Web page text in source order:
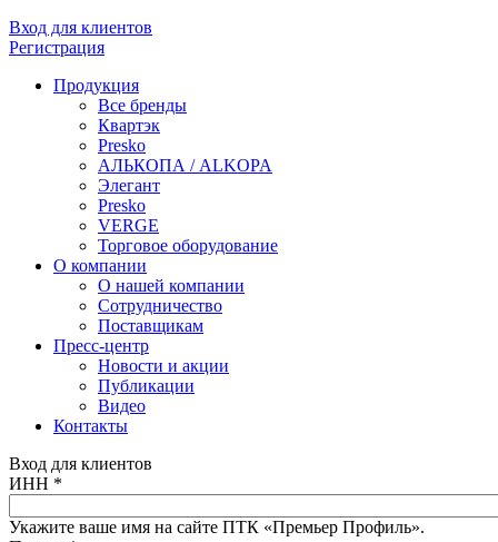
Вход для клиентов
Регистрация
Продукция
Все бренды
Квартэк
Presko
АЛЬКОПА / ALKOPA
Элегант
Presko
VERGE
Торговое оборудование
О компании
О нашей компании
Сотрудничество
Поставщикам
Пресс-центр
Новости и акции
Публикации
Видео
Контакты
Вход для клиентов
ИНН *
Укажите ваше имя на сайте ПТК «Премьер Профиль».